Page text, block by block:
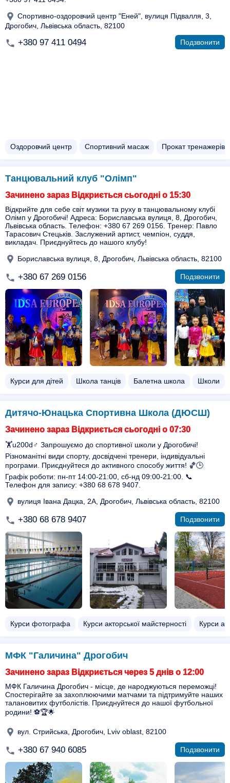
Спортивно-оздоровчий центр "Еней", вулиця Підвалля, 3,
Дрогобич, Львівська область, 82100
+380 97 411 0494 Подзвонити
Оздоровчий центр Спортивний масаж Прокат тренажерів
Танцювальний клуб "Олімп"
Зачинено зараз Відкриється сьогодні о 15:30
Відкрийте для себе світ музики та руху в танцювальному клубі
Олімп у Дрогобичі! Адреса: Бориславська вулиця, 8, Дрогобич,
Львівська область. Телефон: +380 67 269 0156. Тренер: Павло
Тарасович Стецьків. Заслужений артист, чемпіон, суддя,
викладач. Приєднуйтесь до нашого клубу!
Бориславська вулиця, 8, Дрогобич, Львівська область, 82100
+380 67 269 0156 Подзвонити
Курси для дітей Школа танців Балетна школа Школи
Дитячо-Юнацька Спортивна Школа (ДЮСШ)
Зачинено зараз Відкриється сьогодні о 07:30
🏋️u200d♂️ Запрошуємо до спортивної школи у Дрогобичі!
Різноманітні види спорту, досвідчені тренери, індивідуальні
програми. Приєднуйтеся до активного способу життя! 🏀🕒
Графік роботи: пн-пт 14:00-21:00, сб-нд 09:00-21:00. 📞
Телефон для запису: +380 68 678 9407.
вулиця Івана Дацка, 2А, Дрогобич, Львівська область, 82100
+380 68 678 9407 Подзвонити
Курси фотографа Курси акторської майстерності Курси
МФК "Галичина" Дрогобич
Зачинено зараз Відкриється через 5 днів о 12:00
МФК Галичина Дрогобич - місце, де народжуються переможці!
Спостерігайте за захоплюючими матчами та підтримуйте наших
талановитих футболістів. Приєднуйтеся до нашої футбольної
родини! ⚽️🏆🌟
вул. Стрийська, Дрогобич, Lviv oblast, 82100
+380 67 940 6085 Подзвонити